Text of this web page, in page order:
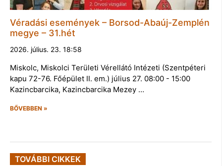
Véradási események – Borsod-Abaúj-Zemplén
megye – 31.hét
2026. július. 23. 18:58
Miskolc, Miskolci Területi Vérellátó Intézeti (Szentpéteri
kapu 72-76. Főépület II. em.) július 27. 08:00 - 15:00
Kazincbarcika, Kazincbarcika Mezey …
BŐVEBBEN »
TOVÁBBI CIKKEK